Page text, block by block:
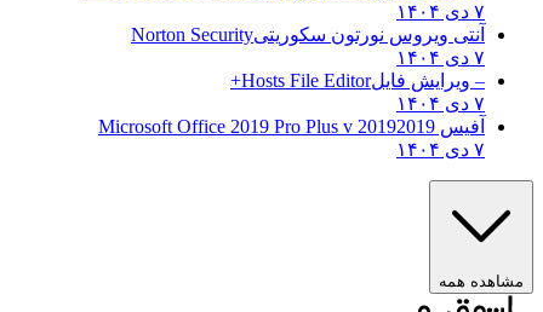
آنتی ویروس نورتون سکوریتیNorton Security
– ویرایش فایلHosts File Editor+
آفیس 2019 2019 Microsoft Office 2019 Pro Plus v
مشاهده همه